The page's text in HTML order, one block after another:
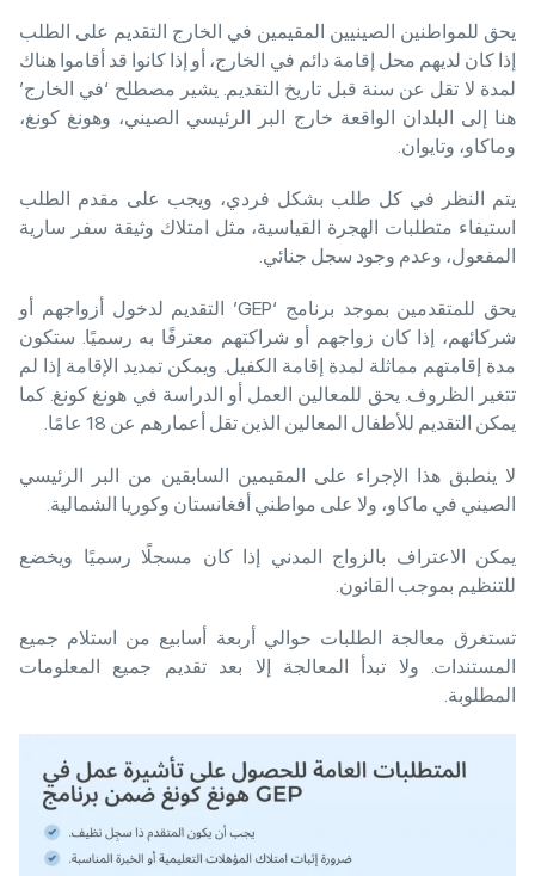
يحق للمواطنين الصينيين المقيمين في الخارج التقديم على الطلب
إذا كان لديهم محل إقامة دائم في الخارج، أو إذا كانوا قد أقاموا هناك
لمدة لا تقل عن سنة قبل تاريخ التقديم. يشير مصطلح ‘في الخارج’
هنا إلى البلدان الواقعة خارج البر الرئيسي الصيني، وهونغ كونغ،
وماكاو، وتايوان.
يتم النظر في كل طلب بشكل فردي، ويجب على مقدم الطلب
استيفاء متطلبات الهجرة القياسية، مثل امتلاك وثيقة سفر سارية
المفعول، وعدم وجود سجل جنائي.
يحق للمتقدمين بموجد برنامج ‘GEP’ التقديم لدخول أزواجهم أو
شركائهم، إذا كان زواجهم أو شراكتهم معترفًا به رسميًا. ستكون
مدة إقامتهم مماثلة لمدة إقامة الكفيل. ويمكن تمديد الإقامة إذا لم
تتغير الظروف. يحق للمعالين العمل أو الدراسة في هونغ كونغ. كما
يمكن التقديم للأطفال المعالين الذين تقل أعمارهم عن 18 عامًا.
لا ينطبق هذا الإجراء على المقيمين السابقين من البر الرئيسي
الصيني في ماكاو، ولا على مواطني أفغانستان وكوريا الشمالية.
يمكن الاعتراف بالزواج المدني إذا كان مسجلًا رسميًا ويخضع
للتنظيم بموجب القانون.
تستغرق معالجة الطلبات حوالي أربعة أسابيع من استلام جميع
المستندات. ولا تبدأ المعالجة إلا بعد تقديم جميع المعلومات
المطلوبة.